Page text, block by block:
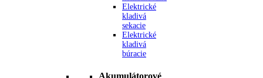
Elektrické
kladivá
sekacie
Elektrické
kladivá
búracie
Akumulátorové